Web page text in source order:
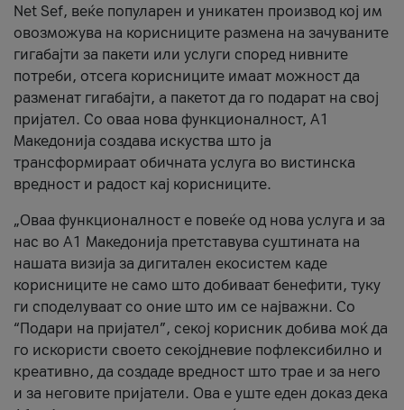
Net Sef, веќе популарен и уникатен производ кој им
овозможува на корисниците размена на зачуваните
гигабајти за пакети или услуги според нивните
потреби, отсега корисниците имаат можност да
разменат гигабајти, а пакетот да го подарат на свој
пријател. Со оваа нова функционалност, А1
Македонија создава искуства што ја
трансформираат обичната услуга во вистинска
вредност и радост кај корисниците.
„Оваа функционалност е повеќе од нова услуга и за
нас во А1 Македонија претставува суштината на
нашата визија за дигитален екосистем каде
корисниците не само што добиваат бенефити, туку
ги споделуваат со оние што им се најважни. Со
“Подари на пријател”, секој корисник добива моќ да
го искористи своето секојдневие пофлексибилно и
креативно, да создаде вредност што трае и за него
и за неговите пријатели. Ова е уште еден доказ дека